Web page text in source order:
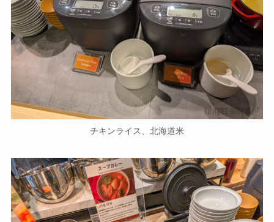
チキンライス、北海道米